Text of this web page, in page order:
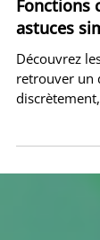
Jérome
31 juil.
Fonctions
astuces
Découvrez
astuces